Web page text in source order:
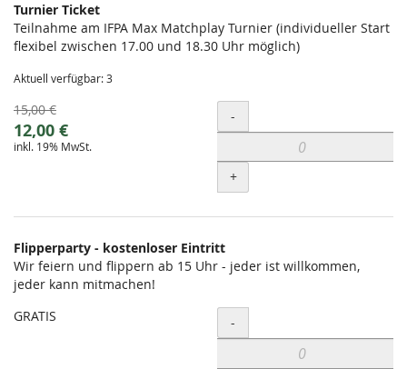
Turnier Ticket
Teilnahme am IFPA Max Matchplay Turnier (individueller Start
flexibel zwischen 17.00 und 18.30 Uhr möglich)
Aktuell verfügbar: 3
Ursprünglicher
Preis:
15,00 €
Neuer
Preis:
12,00 €
inkl. 19% MwSt.
Menge
-
+
Flipperparty - kostenloser Eintritt
Wir feiern und flippern ab 15 Uhr - jeder ist willkommen,
jeder kann mitmachen!
GRATIS
Menge
-